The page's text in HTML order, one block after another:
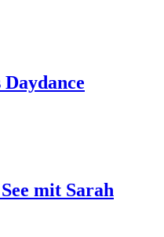
mit Sarah